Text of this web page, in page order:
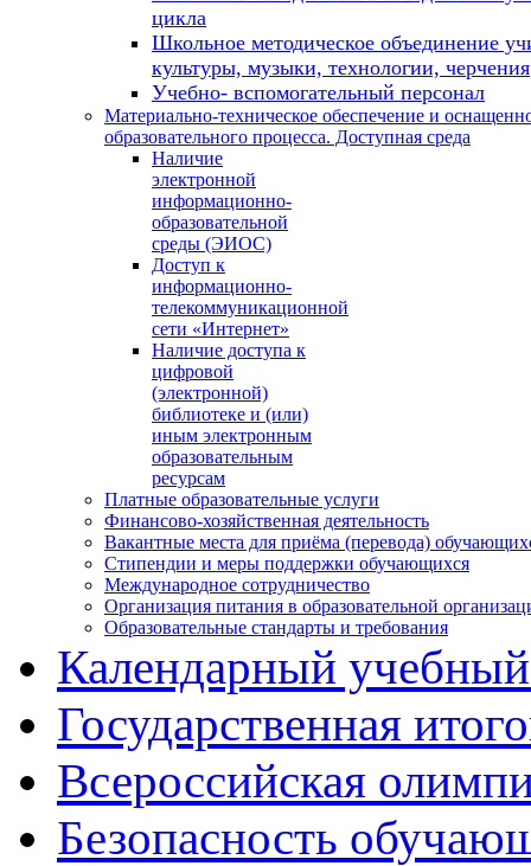
цикла
Школьное методическое объединение
культуры, музыки, технологии, черчения
Учебно- вспомогательный персонал
Материально-техническое обеспечение и
образовательного процесса. Доступная среда
Наличие
электронной
информационно-
образовательной
среды (ЭИОС)
Доступ к
информационно-
телекоммуникационной
сети «Интернет»
Наличие доступа к
цифровой
(электронной)
библиотеке и (или)
иным электронным
образовательным
ресурсам
Платные образовательные услуги
Финансово-хозяйственная деятельность
Вакантные места для приёма (перевода)
Стипендии и меры поддержки обучающихся
Международное сотрудничество
Организация питания в образовательной
Образовательные стандарты и требования
Календарный
Государственная
Всероссийская
Безопасность